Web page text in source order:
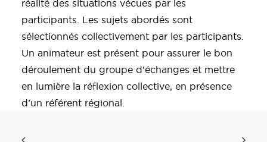
réalité des situations vécues par les
participants. Les sujets abordés sont
sélectionnés collectivement par les participants.
Un animateur est présent pour assurer le bon
déroulement du groupe d’échanges et mettre
en lumière la réflexion collective, en présence
d’un référent régional.